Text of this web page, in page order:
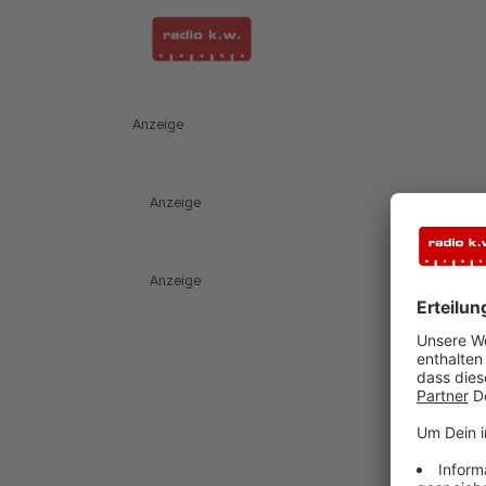
Anzeige
Anzeige
Anzeige